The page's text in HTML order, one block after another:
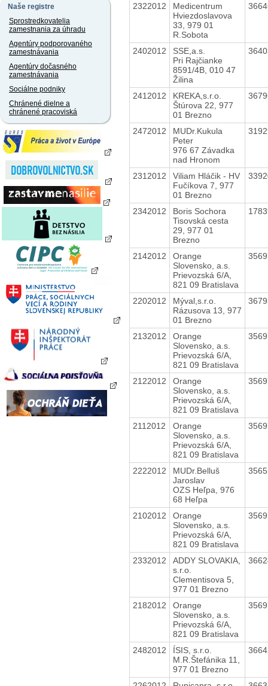
Naše registre
Sprostredkovatelia
zamestnania za úhradu
Agentúry podporovaného
zamestnávania
Agentúry dočasného
zamestnávania
Sociálne podniky
Chránené dielne a
chránené pracoviská
2322012
Medicentrum
Hviezdoslavova
33, 979 01
R.Sobota
2402012
SSE,a.s.
Pri Rajčianke
8591/4B, 010 47
Žilina
2412012
KREKA,s.r.o.
Štúrova 22, 977
01 Brezno
2472012
MUDr.Kukula
Peter
976 67 Závadka
nad Hronom
2312012
Viliam Hláčik - HV
Fučíkova 7, 977
01 Brezno
2342012
Boris Sochora
Tisovská cesta
29, 977 01
Brezno
2142012
Orange
Slovensko, a.s.
Prievozská 6/A,
821 09 Bratislava
2202012
Mýval,s.r.o.
Rázusova 13, 977
01 Brezno
2132012
Orange
Slovensko, a.s.
Prievozská 6/A,
821 09 Bratislava
2122012
Orange
Slovensko, a.s.
Prievozská 6/A,
821 09 Bratislava
2112012
Orange
Slovensko, a.s.
Prievozská 6/A,
821 09 Bratislava
2222012
MUDr.Belluš
Jaroslav
OZS Heľpa, 976
68 Heľpa
2102012
Orange
Slovensko, a.s.
Prievozská 6/A,
821 09 Bratislava
2332012
ADDY SLOVAKIA,
s.r.o.
Clementisova 5,
977 01 Brezno
2182012
Orange
Slovensko, a.s.
Prievozská 6/A,
821 09 Bratislava
2482012
ÍSIS, s.r.o.
M.R.Štefánika 11,
977 01 Brezno